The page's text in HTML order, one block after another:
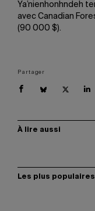
Ya’nienhonhndeh
avec Canadian
(90 000 $).
Partager
À lire aussi
Les plus populaires